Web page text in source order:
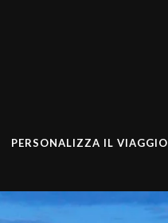
PERSONALIZZA IL VIAGGIO